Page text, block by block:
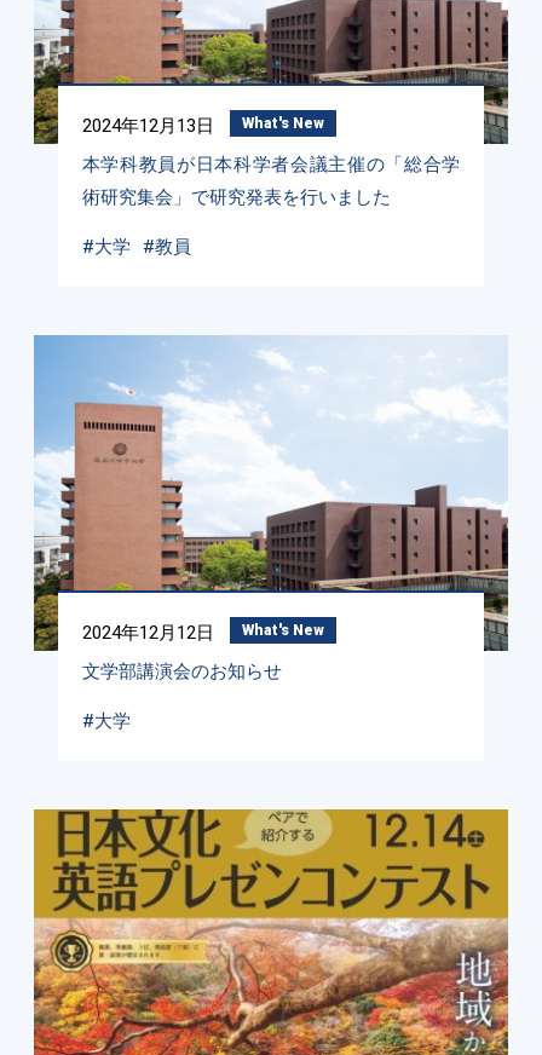
2024年12月13日 What's New
本学科教員が日本科学者会議主催の「総合学
術研究集会」で研究発表を行いました
#大学 #教員
2024年12月12日 What's New
文学部講演会のお知らせ
#大学